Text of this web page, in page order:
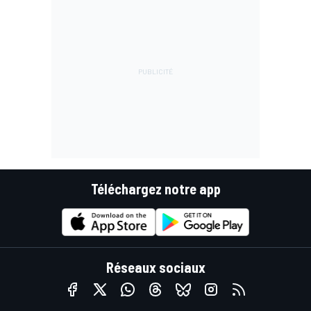
Téléchargez notre app
Réseaux sociaux